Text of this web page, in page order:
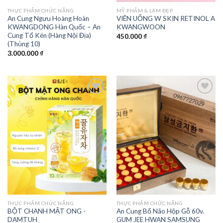
THỰC PHẨM CHỨC NĂNG
An Cung Ngưu Hoàng Hoàn
KWANGDONG Hàn Quốc – An
Cung Tổ Kén (Hàng Nội Địa)
(Thùng 10)
3.000.000₫
MỸ PHẨM & LÀM ĐẸP
VIÊN UỐNG W SKIN RETINOL A
KWANGWOON
450.000₫
Add to
wishlist
THỰC PHẨM CHỨC NĂNG
BỘT CHANH MẬT ONG -
DAMTUH
Add to
wishlist
THỰC PHẨM CHỨC NĂNG
An Cung Bổ Não Hộp Gỗ 60v.
GUM JEE HWAN SAMSUNG